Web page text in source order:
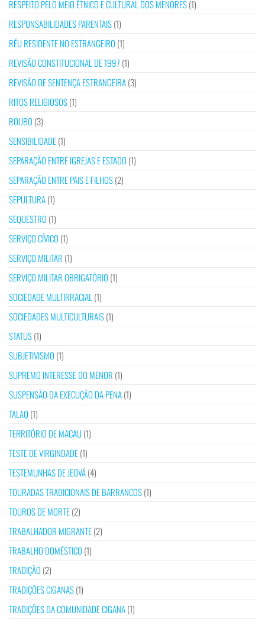
RESPEITO PELO MEIO ÉTNICO E CULTURAL DOS MENORES(1)
RESPONSABILIDADES PARENTAIS(1)
RÉU RESIDENTE NO ESTRANGEIRO (1)
REVISÃO CONSTITUCIONAL DE 1997 (1)
REVISÃO DE SENTENÇA ESTRANGEIRA(3)
RITOS RELIGIOSOS(1)
ROUBO (3)
SENSIBILIDADE(1)
SEPARAÇÃO ENTRE IGREJAS E ESTADO (1)
SEPARAÇÃO ENTRE PAIS E FILHOS(2)
SEPULTURA(1)
SEQUESTRO (1)
SERVIÇO CÍVICO (1)
SERVIÇO MILITAR (1)
SERVIÇO MILITAR OBRIGATÓRIO (1)
SOCIEDADE MULTIRRACIAL (1)
SOCIEDADES MULTICULTURAIS(1)
STATUS(1)
SUBJETIVISMO (1)
SUPREMO INTERESSE DO MENOR (1)
SUSPENSÃO DA EXECUÇÃO DA PENA(1)
TALAQ(1)
TERRITÓRIO DE MACAU(1)
TESTE DE VIRGINDADE(1)
TESTEMUNHAS DE JEOVÁ(4)
TOURADAS TRADICIONAIS DE BARRANCOS(1)
TOUROS DE MORTE(2)
TRABALHADOR MIGRANTE(2)
TRABALHO DOMÉSTICO (1)
TRADIÇÃO (2)
TRADIÇÕES CIGANAS(1)
TRADIÇÕES DA COMUNIDADE CIGANA(1)